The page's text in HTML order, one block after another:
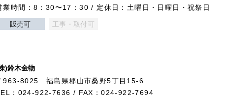
業時間：8：30〜17：30 / 定休日：土曜日・日曜日・祝祭日
販売可 工事・取付可
)鈴木金物
963-8025 福島県郡山市桑野5丁目15-6
：024-922-7636 / FAX：024-922-7694